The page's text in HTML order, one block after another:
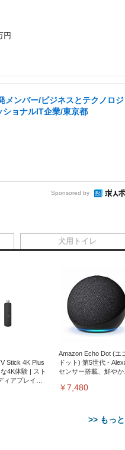
円
メンバー/ビジネスとテクノロジ
ョナルIT企業/東京都
Sponsored by
Stick 4K Plus
4K体験 | スト
ィアプレイヤ
Amazon Echo Dot (エ
ドット) 第5世代 -
センサー搭載、鮮やか
￥7,480
>> もっ
犬用トイレ